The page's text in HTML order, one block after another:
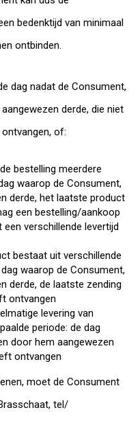
bedenktijd van minimaal
ontbinden.
dag nadat de Consument,
derde, die niet
of:
bestelling meerdere
waarop de Consument,
derde, het laatste product
een bestelling/aankoop
verschillende levertijd
bestaat uit verschillende
waarop de Consument,
derde, de laatste zending
ontvangen
levering van
periode: de dag
door hem aangewezen
ontvangen
moet de Consument
tel/